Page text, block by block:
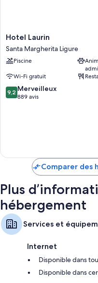
portable et un système de
services et équipements
chaise de bureau.
Autres équipements présents
Télévision à écran plat avec
Garde-robe ou placard,
Hotel
Laurin
Santa
Margherita
Hotel Laurin
Santa Margherita Ligure
Piscine
Wi-Fi gratuit
9.2
sur
9,2 Merveilleux
889 avis
Comparer des
Plus
hébergement
Services et
Internet
Disponible dans
Disponible dans